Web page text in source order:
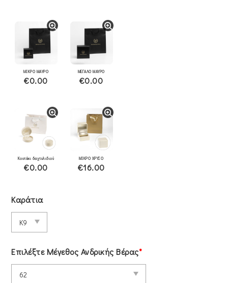
ΜΙΚΡΟ ΜΑΥΡΟ
€0.00
ΜΕΓΑΛΟ ΜΑΥΡΟ
€0.00
Κουτάκι δαχτυλιδιού
€0.00
ΜΙΚΡΟ ΧΡΥΣΟ
€16.00
Καράτια
Επιλέξτε Μέγεθος Ανδρικής Βέρας*